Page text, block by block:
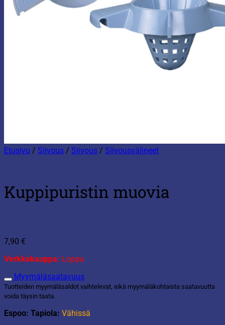
Etusivu / Siivous / Siivous / Siivousvälineet
Kuppipuristin muovia
7,90 €
Verkkokauppa: Loppu
Myymäläsaatavuus
Tuotteiden myymäläsaldot vaihtelevat, eikä myymäläkohtaista saatavuutta
voida täysin taata.
Espoo: Tapiola: Vähissä